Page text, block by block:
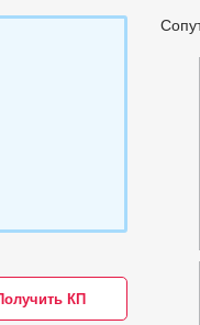
КП